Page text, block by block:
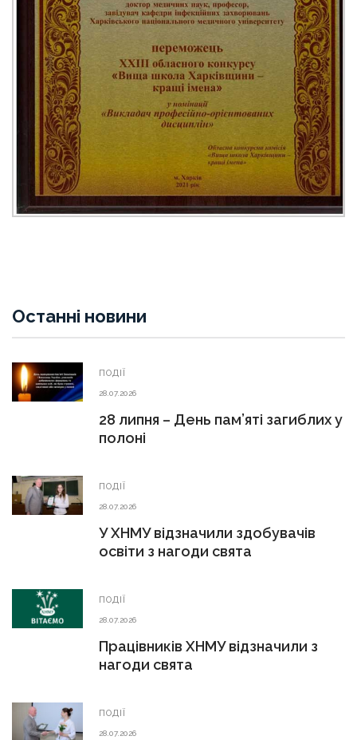
Останні новини
ПОДІЇ
28.07.2026
28 липня – День пам’яті загиблих у
полоні
ПОДІЇ
28.07.2026
У ХНМУ відзначили здобувачів
освіти з нагоди свята
ПОДІЇ
28.07.2026
Працівників ХНМУ відзначили з
нагоди свята
ПОДІЇ
28.07.2026